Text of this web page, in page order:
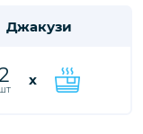
Джакузи
x